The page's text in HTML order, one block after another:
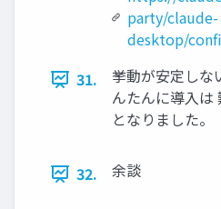
party/claude-
desktop/
31.
挙動が安定しな
んたんに導入は
となりました。
32. 余談